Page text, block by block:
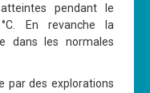
pendant le
En revanche la
dans les normales
par des explorations